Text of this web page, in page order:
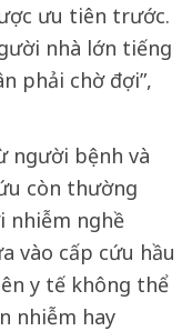
ưu tiên trước.
nhà lớn tiếng
phải chờ đợi”,
người bệnh và
còn thường
nhiễm nghề
vào cấp cứu hầu
y tế không thể
nhiễm hay